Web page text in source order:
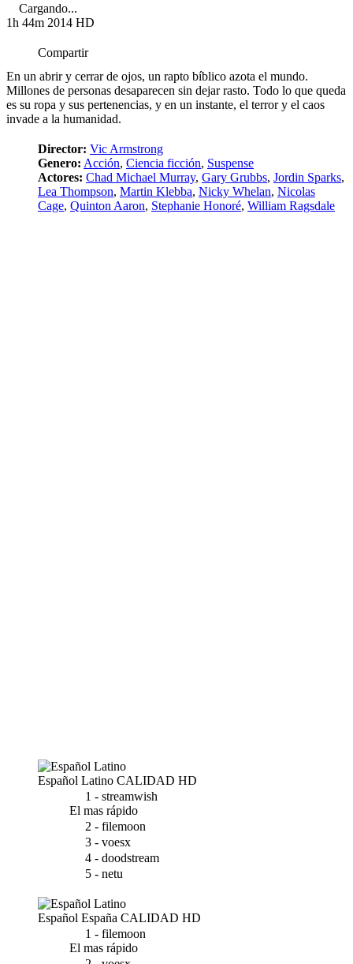
Cargando...
1h 44m 2014 HD
Compartir
En un abrir y cerrar de ojos, un rapto bíblico azota el mundo.
Millones de personas desaparecen sin dejar rasto. Todo lo que queda
es su ropa y sus pertenencias, y en un instante, el terror y el caos
invade a la humanidad.
Director: Vic Armstrong
Genero: Acción, Ciencia ficción, Suspense
Actores: Chad Michael Murray, Gary Grubbs, Jordin Sparks,
Lea Thompson, Martin Klebba, Nicky Whelan, Nicolas
Cage, Quinton Aaron, Stephanie Honoré, William Ragsdale
Español Latino CALIDAD HD
1 - streamwish
El mas rápido
2 - filemoon
3 - voesx
4 - doodstream
5 - netu
Español España CALIDAD HD
1 - filemoon
El mas rápido